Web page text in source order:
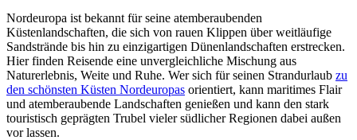
Nordeuropa ist bekannt für seine atemberaubenden
Küstenlandschaften, die sich von rauen Klippen über weitläufige
Sandstrände bis hin zu einzigartigen Dünenlandschaften erstrecken.
Hier finden Reisende eine unvergleichliche Mischung aus
Naturerlebnis, Weite und Ruhe. Wer sich für seinen Strandurlaub zu
den schönsten Küsten Nordeuropas orientiert, kann maritimes Flair
und atemberaubende Landschaften genießen und kann den stark
touristisch geprägten Trubel vieler südlicher Regionen dabei außen
vor lassen.